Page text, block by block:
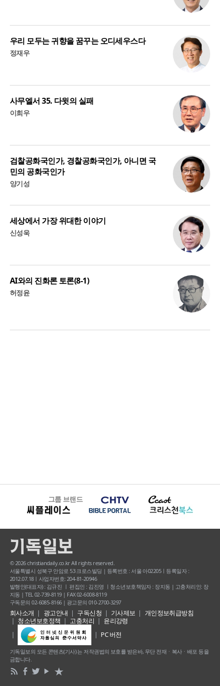
우리 모두는 귀향을 꿈꾸는 오디세우스다
정재우
사무엘서 35. 다윗의 실패
이희우
검찰공화국인가, 경찰공화국인가, 아니면 국
민의 공화국인가
양기성
세상에서 가장 위대한 이야기
신성욱
AI와의 진화론 토론(8-1)
허정윤
그룹 브랜드
© 2026 christiandaily.co.kr All rights reserved.
서울특별시 성북구 안암로 53 크로스빌딩 | 등록번호 : 서울 아02205ㅣ등록일자 :
2012.07.18ㅣ사업자번호: 204-81-20946
발행인(대표자) : 김규진 ㅣ 편집인 : 김진영 ㅣ청소년보호책임자 : 장지동 | 고충처리인: 장
지동 | TEL 02-739-8119 | FAX 02-6008-8119
구독문의 02-6085-8166 | 광고문의 010-2700-3297
회사소개 광고안내 구독신청 기사제보
개인정보취급방침
청소년보호정책
고충처리
윤리강령
PC 버전
기독일보의 모든 콘텐츠(기사) 는 저작권법의 보호를 받은바, 무단 전재ㆍ복사ㆍ배포 등을
금합니다.